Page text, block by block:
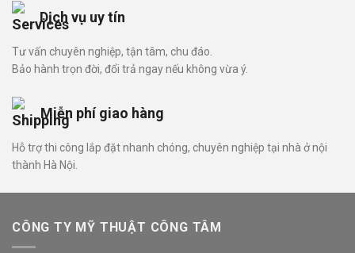
Dịch vụ uy tín
Tư vấn chuyên nghiệp, tận tâm, chu đáo.
Bảo hành trọn đời, đổi trả ngay nếu không vừa ý.
Miễn phí giao hàng
Hỗ trợ thi công lắp đặt nhanh chóng, chuyên nghiệp tại nhà ở nội
thành Hà Nội.
CÔNG TY MỸ THUẬT CÔNG TÂM